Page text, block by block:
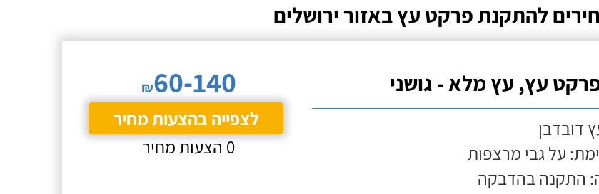
להתקנת פרקט עץ באזור ירושלים
עץ, עץ מלא - גושני
דובדבן
על גבי מרצפות
התקנה בהדבקה
₪60-140
לצפייה בהצעות מחיר
0 הצעות מחיר